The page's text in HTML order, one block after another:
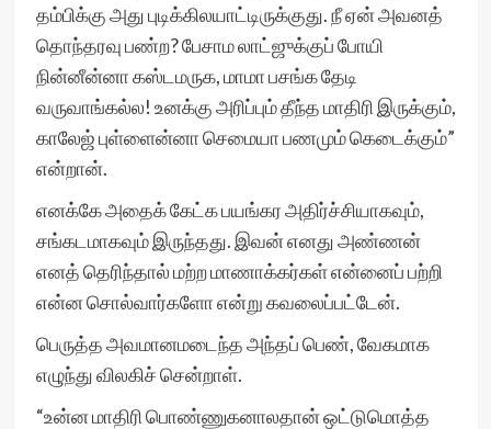
தம்பிக்கு அது புடிக்கிலயாட்டிருக்குது. நீ ஏன் அவனத்
தொந்தரவு பண்ற? பேசாம லாட்ஜுக்குப் போயி
நின்னீன்னா கஸ்டமருக, மாமா பசங்க தேடி
வருவாங்கல்ல! உனக்கு அரிப்பும் தீந்த மாதிரி இருக்கும்,
காலேஜ் புள்ளைன்னா செமையா பணமும் கெடைக்கும்”
என்றான்.
எனக்கே அதைக் கேட்க பயங்கர அதிர்ச்சியாகவும்,
சங்கடமாகவும் இருந்தது. இவன் எனது அண்ணன்
எனத் தெரிந்தால் மற்ற மாணாக்கர்கள் என்னைப் பற்றி
என்ன சொல்வார்களோ என்று கவலைப்பட்டேன்.
பெருத்த அவமானமடைந்த அந்தப் பெண், வேகமாக
எழுந்து விலகிச் சென்றாள்.
“உன்ன மாதிரி பொண்ணுகனாலதான் ஒட்டுமொத்த